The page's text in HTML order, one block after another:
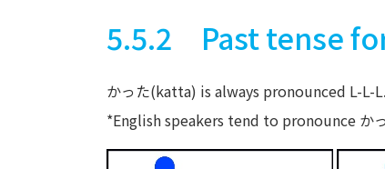
5.5.2 Past tense
かった(katta) is always pronounced L-L-L.
*English speakers tend to pronounce